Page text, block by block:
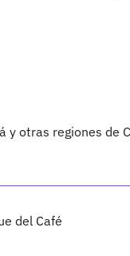
y otras regiones de
del Café